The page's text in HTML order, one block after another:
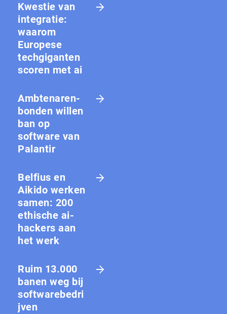
Kwestie van
integratie:
waarom
Europese
techgiganten
scoren met ai
Amb­te­na­ren­
bon­den willen
ban op
software van
Palantir
Belfius en
Aikido werken
samen: 200
ethische ai-
hackers aan
het werk
Ruim 13.000
banen weg bij
softwarebedri
jven